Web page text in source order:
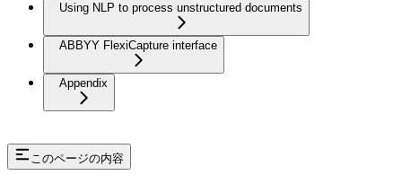
Using NLP to process unstructured documents
ABBYY FlexiCapture interface
Appendix
このページの内容